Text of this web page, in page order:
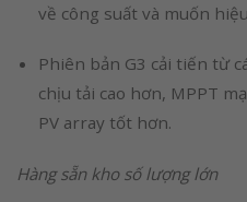
về công suất và muốn
Phiên bản G3 cải tiến từ
chịu tải cao hơn, MPPT
PV array tốt hơn.
Hàng sẵn kho số lượng lớn